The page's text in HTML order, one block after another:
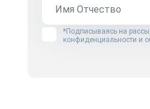
*Подписываясь на
конфиденциальности и